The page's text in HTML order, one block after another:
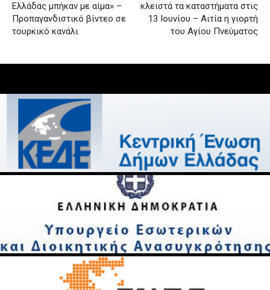
Ελλάδας μπήκαν με αίμα» –
Προπαγανδιστικό βίντεο σε
τουρκικό κανάλι
κλειστά τα καταστήματα στις
13 Ιουνίου – Αιτία η γιορτή
του Αγίου Πνεύματος